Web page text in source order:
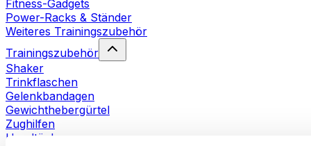
Fitness-Gadgets
Power-Racks & Ständer
Weiteres Trainingszubehör
Trainingszubehör
Shaker
Trinkflaschen
Gelenkbandagen
Gewichthebergürtel
Zughilfen
Handtücher